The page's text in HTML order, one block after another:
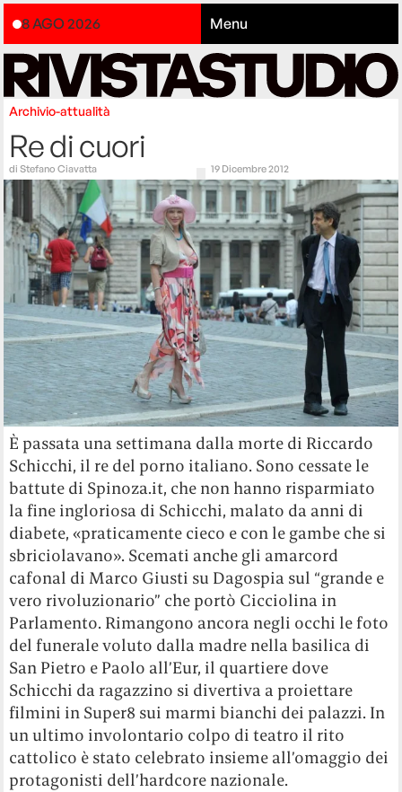
8 AGO 2026 Menu
Archivio-attualità
Re di cuori
diStefano Ciavatta 19 Dicembre 2012
È passata una settimana dalla morte di Riccardo
Schicchi, il re del porno italiano. Sono cessate le
battute di Spinoza.it, che non hanno risparmiato
la fine ingloriosa di Schicchi, malato da anni di
diabete, «praticamente cieco e con le gambe che si
sbriciolavano». Scemati anche gli amarcord
cafonal di Marco Giusti su Dagospia sul “grande e
vero rivoluzionario” che portò Cicciolina in
Parlamento. Rimangono ancora negli occhi le foto
del funerale voluto dalla madre nella basilica di
San Pietro e Paolo all’Eur, il quartiere dove
Schicchi da ragazzino si divertiva a proiettare
filmini in Super8 sui marmi bianchi dei palazzi. In
un ultimo involontario colpo di teatro il rito
cattolico è stato celebrato insieme all’omaggio dei
protagonisti dell’hardcore nazionale.